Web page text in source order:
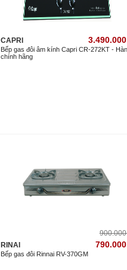
CAPRI 3.490.000
Bếp gas đôi âm kính Capri CR-272KT -
chính hãng
RINAI
790.000
Bếp gas đôi Rinnai RV-370GM